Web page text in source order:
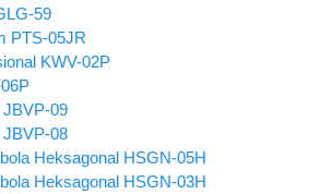
59
PTS-05JR
KWV-02P
JBVP-09
JBVP-08
Heksagonal HSGN-05H
Heksagonal HSGN-03H